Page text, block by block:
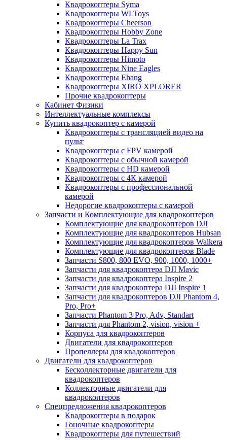
Квадрокоптеры Syma
Квадрокоптеры WLToys
Квадрокоптеры Cheerson
Квадрокоптеры Hobby Zone
Квадрокоптеры La Trax
Квадрокоптеры Happy Sun
Квадрокоптеры Himoto
Квадрокоптеры Nine Eagles
Квадрокоптеры Ehang
Квадрокоптеры XIRO XPLORER
Прочие квадрокоптеры
Кабинет Физики
Интеллектуальные комплексы
Купить квадрокоптер с камерой
Квадрокоптеры с трансляцией видео на
пульт
Квадрокоптеры с FPV камерой
Квадрокоптеры с обычной камерой
Квадрокоптеры с HD камерой
Квадрокоптеры с 4К камерой
Квадрокоптеры с профессиональной
камерой
Недорогие квадрокоптеры с камерой
Запчасти и Комплектующие для квадрокоптеров
Комплектующие для квадрокоптеров DJI
Комплектующие для квадрокоптеров Hubsan
Комплектующие для квадрокоптеров Walkera
Комплектующие для квадрокоптеров Blade
Запчасти S800, 800 EVO, 900, 1000, 1000+
Запчасти для квадрокоптера DJI Mavic
Запчасти для квадрокоптера Inspire 2
Запчасти для квадрокоптера DJI Inspire 1
Запчасти для квадрокоптеров DJI Phantom 4,
Pro, Pro+
Запчасти Phantom 3 Pro, Adv, Standart
Запчасти для Phantom 2, vision, vision +
Корпуса для квадрокоптеров
Двигатели для квадрокоптеров
Пропеллеры для квадокоптеров
Двигатели для квадрокоптеров
Бесколлекторные двигатели для
квадрокоптеров
Коллекторные двигатели для
квадрокоптеров
Спецпредложения квадрокоптеров
Квадрокоптеры в подарок
Гоночные квадрокоптеры
Квадрокоптеры для путешествий